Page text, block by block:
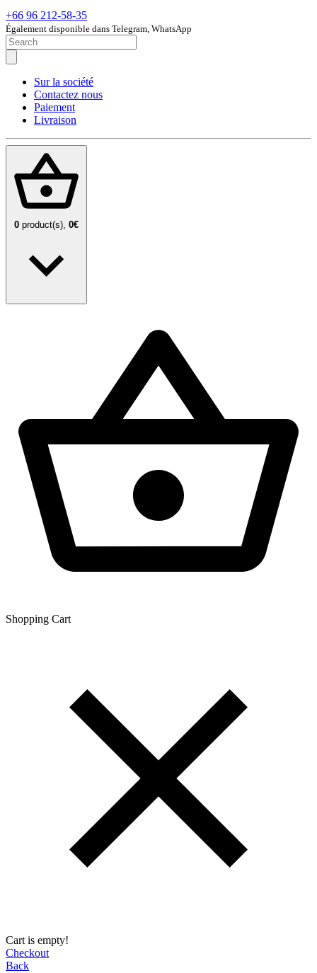
+66 96 212-58-35
Également disponible dans Telegram, WhatsApp
Sur la société
Contactez nous
Paiement
Livraison
0 product(s), 0€
Shopping Сart
Cart is empty!
Checkout
Back